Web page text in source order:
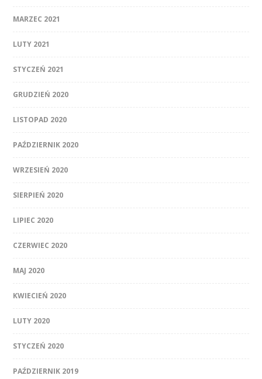
MARZEC 2021
LUTY 2021
STYCZEŃ 2021
GRUDZIEŃ 2020
LISTOPAD 2020
PAŹDZIERNIK 2020
WRZESIEŃ 2020
SIERPIEŃ 2020
LIPIEC 2020
CZERWIEC 2020
MAJ 2020
KWIECIEŃ 2020
LUTY 2020
STYCZEŃ 2020
PAŹDZIERNIK 2019